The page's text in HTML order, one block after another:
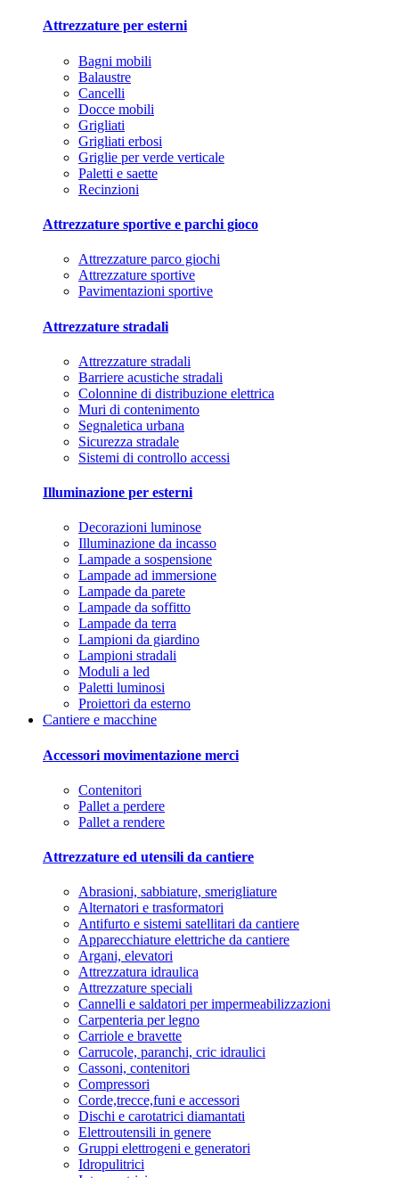
Attrezzature per esterni
Bagni mobili
Balaustre
Cancelli
Docce mobili
Grigliati
Grigliati erbosi
Griglie per verde verticale
Paletti e saette
Recinzioni
Attrezzature sportive e parchi gioco
Attrezzature parco giochi
Attrezzature sportive
Pavimentazioni sportive
Attrezzature stradali
Attrezzature stradali
Barriere acustiche stradali
Colonnine di distribuzione elettrica
Muri di contenimento
Segnaletica urbana
Sicurezza stradale
Sistemi di controllo accessi
Illuminazione per esterni
Decorazioni luminose
Illuminazione da incasso
Lampade a sospensione
Lampade ad immersione
Lampade da parete
Lampade da soffitto
Lampade da terra
Lampioni da giardino
Lampioni stradali
Moduli a led
Paletti luminosi
Proiettori da esterno
Cantiere e macchine
Accessori movimentazione merci
Contenitori
Pallet a perdere
Pallet a rendere
Attrezzature ed utensili da cantiere
Abrasioni, sabbiature, smerigliature
Alternatori e trasformatori
Antifurto e sistemi satellitari da cantiere
Apparecchiature elettriche da cantiere
Argani, elevatori
Attrezzatura idraulica
Attrezzature speciali
Cannelli e saldatori per impermeabilizzazioni
Carpenteria per legno
Carriole e bravette
Carrucole, paranchi, cric idraulici
Cassoni, contenitori
Compressori
Corde,trecce,funi e accessori
Dischi e carotatrici diamantati
Elettroutensili in genere
Gruppi elettrogeni e generatori
Idropulitrici